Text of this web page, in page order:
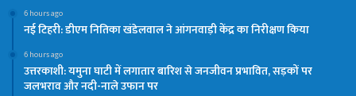
6 hours ago
नई टिहरी: डीएम नितिका खंडेलवाल ने आंगनवाड़ी केंद्र का निरीक्षण किया
6 hours ago
उत्तरकाशी: यमुना घाटी में लगातार बारिश से जनजीवन प्रभावित, सड़कों पर
जलभराव और नदी-नाले उफान पर